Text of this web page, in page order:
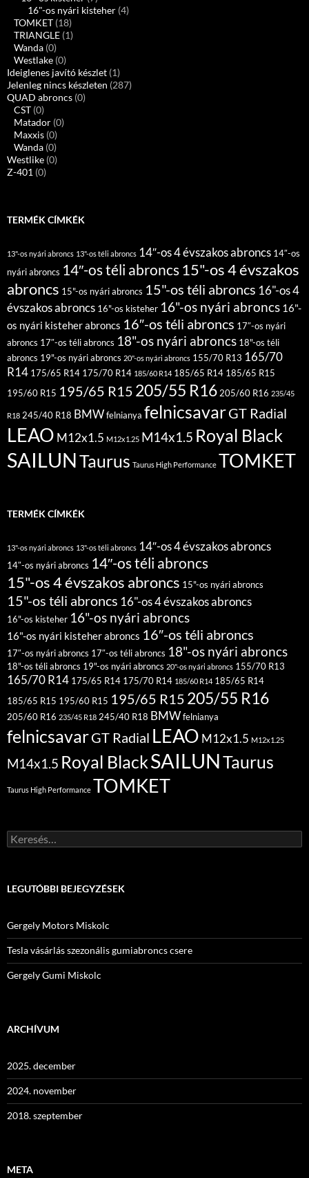
16"-os nyári kisteher (4)
TOMKET (18)
TRIANGLE (1)
Wanda (0)
Westlake (0)
Ideiglenes javító készlet (1)
Jelenleg nincs készleten (287)
QUAD abroncs (0)
CST (0)
Matador (0)
Maxxis (0)
Wanda (0)
Westlike (0)
Z-401 (0)
TERMÉK CÍMKÉK
13"-os nyári abroncs 13"-os téli abroncs 14″-os 4 évszakos abroncs 14″-os
nyári abroncs 14″-os téli abroncs15"-os 4 évszakos
abroncs 15"-os nyári abroncs 15"-os téli abroncs 16"-os 4
évszakos abroncs 16"-os kisteher 16"-os nyári abroncs 16"-
os nyári kisteher abroncs 16″-os téli abroncs 17″-os nyári
abroncs 17″-os téli abroncs 18"-os nyári abroncs 18"-os téli
abroncs 19"-os nyári abroncs 20"-os nyári abroncs 155/70 R13 165/70
R14 175/65 R14 175/70 R14 185/60 R14 185/65 R14 185/65 R15
195/60 R15 195/65 R15 205/55 R16 205/60 R16 235/45
R18 245/40 R18 BMWfelnianya felnicsavarGT Radial
LEAO M12x1.5 M12x1.25 M14x1.5 Royal Black
SAILUNTaurus Taurus High Performance TOMKET
TERMÉK CÍMKÉK
13"-os nyári abroncs 13"-os téli abroncs 14″-os 4 évszakos abroncs
14″-os nyári abroncs 14″-os téli abroncs
15"-os 4 évszakos abroncs 15"-os nyári abroncs
15"-os téli abroncs 16"-os 4 évszakos abroncs
16"-os kisteher 16"-os nyári abroncs
16"-os nyári kisteher abroncs 16″-os téli abroncs
17″-os nyári abroncs 17″-os téli abroncs 18"-os nyári abroncs
18"-os téli abroncs 19"-os nyári abroncs 20"-os nyári abroncs 155/70 R13
165/70 R14 175/65 R14 175/70 R14 185/60 R14 185/65 R14
185/65 R15 195/60 R15 195/65 R15 205/55 R16
205/60 R16 235/45 R18 245/40 R18 BMWfelnianya
felnicsavarGT Radial LEAO M12x1.5 M12x1.25
M14x1.5 Royal BlackSAILUNTaurus
Taurus High Performance TOMKET
Keresés:
LEGUTÓBBI BEJEGYZÉSEK
Gergely Motors Miskolc
Tesla vásárlás szezonális gumiabroncs csere
Gergely Gumi Miskolc
ARCHÍVUM
2025. december
2024. november
2018. szeptember
META